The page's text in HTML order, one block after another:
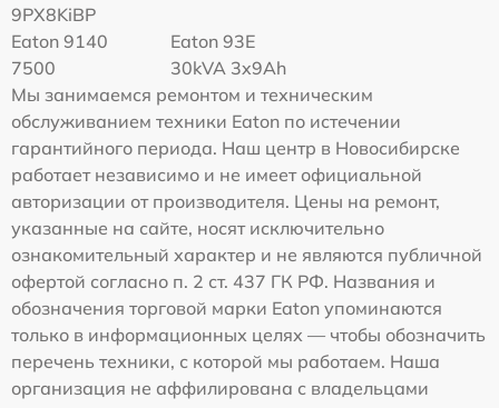
9PX8KiBP
Eaton 9140
7500
Eaton 93E
30kVA 3x9Ah
Мы занимаемся ремонтом и техническим
обслуживанием техники Eaton по истечении
гарантийного периода. Наш центр в Новосибирске
работает независимо и не имеет официальной
авторизации от производителя. Цены на ремонт,
указанные на сайте, носят исключительно
ознакомительный характер и не являются публичной
офертой согласно п. 2 ст. 437 ГК РФ. Названия и
обозначения торговой марки Eaton упоминаются
только в информационных целях — чтобы обозначить
перечень техники, с которой мы работаем. Наша
организация не аффилирована с владельцами